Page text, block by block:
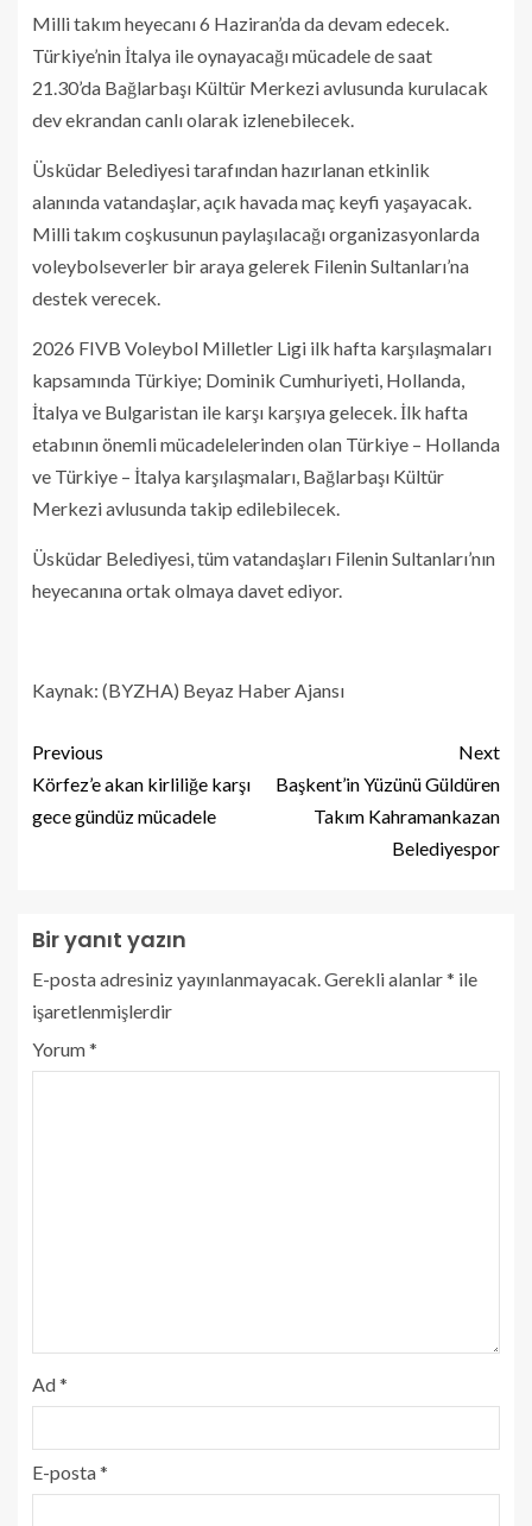
Milli takım heyecanı 6 Haziran’da da devam edecek.
Türkiye’nin İtalya ile oynayacağı mücadele de saat
21.30’da Bağlarbaşı Kültür Merkezi avlusunda kurulacak
dev ekrandan canlı olarak izlenebilecek.
Üsküdar Belediyesi tarafından hazırlanan etkinlik
alanında vatandaşlar, açık havada maç keyfi yaşayacak.
Milli takım coşkusunun paylaşılacağı organizasyonlarda
voleybolseverler bir araya gelerek Filenin Sultanları’na
destek verecek.
2026 FIVB Voleybol Milletler Ligi ilk hafta karşılaşmaları
kapsamında Türkiye; Dominik Cumhuriyeti, Hollanda,
İtalya ve Bulgaristan ile karşı karşıya gelecek. İlk hafta
etabının önemli mücadelelerinden olan Türkiye – Hollanda
ve Türkiye – İtalya karşılaşmaları, Bağlarbaşı Kültür
Merkezi avlusunda takip edilebilecek.
Üsküdar Belediyesi, tüm vatandaşları Filenin Sultanları’nın
heyecanına ortak olmaya davet ediyor.
Kaynak: (BYZHA) Beyaz Haber Ajansı
Previous
Körfez’e akan kirliliğe karşı
gece gündüz mücadele
Next
Başkent’in Yüzünü Güldüren
Takım Kahramankazan
Belediyespor
Bir yanıt yazın
E-posta adresiniz yayınlanmayacak.Gerekli alanlar* ile
işaretlenmişlerdir
Yorum*
Ad*
E-posta*